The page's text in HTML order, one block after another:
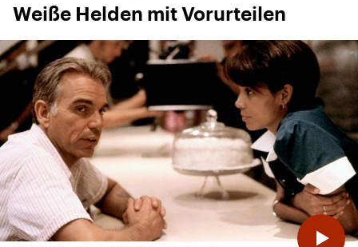
Weiße Helden mit Vorurteilen